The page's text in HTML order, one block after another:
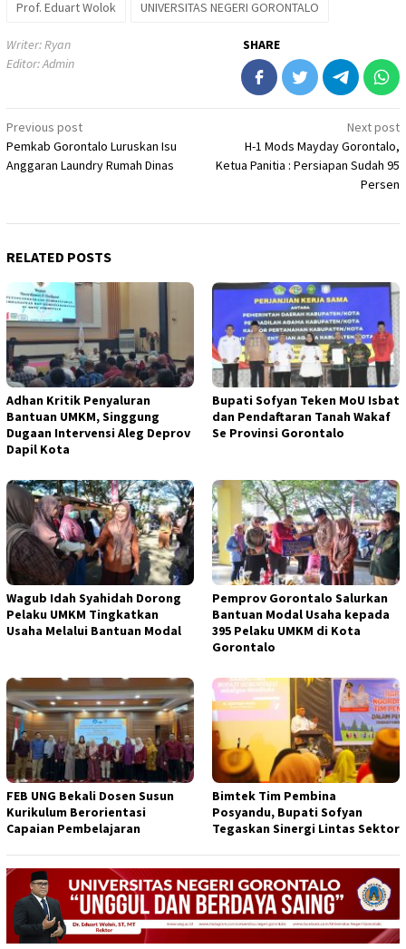
Prof. Eduart Wolok UNIVERSITAS NEGERI GORONTALO
Writer: Ryan
Editor: Admin
SHARE
Post
navigation
Previous post
Pemkab Gorontalo Luruskan Isu
Anggaran Laundry Rumah Dinas
Next post
H-1 Mods Mayday Gorontalo,
Ketua Panitia : Persiapan Sudah 95
Persen
RELATED POSTS
Adhan Kritik Penyaluran
Bantuan UMKM, Singgung
Dugaan Intervensi Aleg Deprov
Dapil Kota
Bupati Sofyan Teken MoU Isbat
dan Pendaftaran Tanah Wakaf
Se Provinsi Gorontalo
Wagub Idah Syahidah Dorong
Pelaku UMKM Tingkatkan
Usaha Melalui Bantuan Modal
Pemprov Gorontalo Salurkan
Bantuan Modal Usaha kepada
395 Pelaku UMKM di Kota
Gorontalo
FEB UNG Bekali Dosen Susun
Kurikulum Berorientasi
Capaian Pembelajaran
Bimtek Tim Pembina
Posyandu, Bupati Sofyan
Tegaskan Sinergi Lintas Sektor